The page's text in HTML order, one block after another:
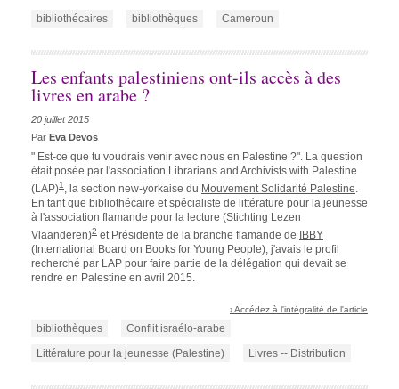
bibliothécaires bibliothèques Cameroun
Les enfants palestiniens ont-ils accès à des
livres en arabe ?
20 juillet 2015
Par Eva Devos
" Est-ce que tu voudrais venir avec nous en Palestine ?". La question
était posée par l'association Librarians and Archivists with Palestine
(LAP)1 , la section new-yorkaise du Mouvement Solidarité Palestine
En tant que bibliothécaire et spécialiste de littérature pour la jeunesse
à l'association flamande pour la lecture (Stichting Lezen
Vlaanderen)2 et Présidente de la branche flamande de IBBY
(International Board on Books for Young People), j'avais le profil
recherché par LAP pour faire partie de la délégation qui devait se
rendre en Palestine en avril 2015.
› Accédez à l'intégralité de l'article
bibliothèques
Conflit israélo-arabe
Littérature pour la jeunesse (Palestine)
Livres -- Distribution